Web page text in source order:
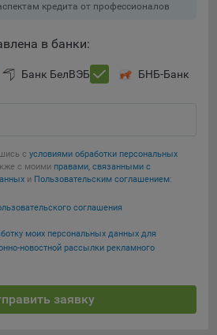
кредита от профессионалов
в банки:
Банк БелВЭБ БНБ-Банк
с условиями обработки персональных
с моими правами, связанными с
и Пользовательским соглашением:
соглашения
моих персональных данных для
новостной рассылки рекламного
заявку